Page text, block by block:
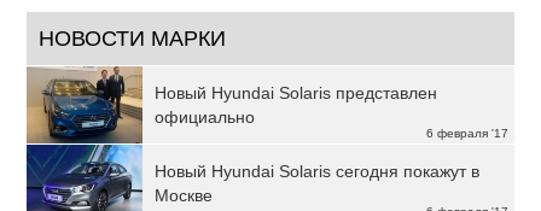
НОВОСТИ МАРКИ
6 февраля '17
Новый Hyundai Solaris представлен
официально
Новый Hyundai Solaris сегодня покажут в
Москве